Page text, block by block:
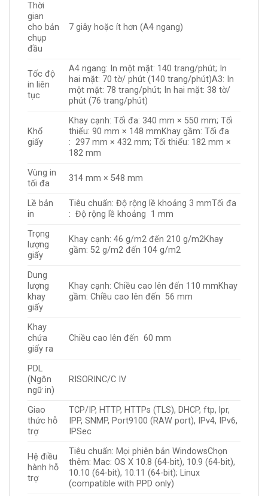
Thời
gian
cho bản
chụp
đầu
7 giây hoặc ít hơn (A4 ngang)
Tốc độ
in liên
tục
A4 ngang: In một mặt: 140 trang/phút; In
hai mặt: 70 tờ/ phút (140 trang/phút)A3: In
một mặt: 78 trang/phút; In hai mặt: 38 tờ/
phút (76 trang/phút)
Khổ
giấy
Khay cạnh: Tối đa: 340 mm × 550 mm; Tối
thiểu: 90 mm × 148 mmKhay gầm: Tối đa
: 297 mm × 432 mm; Tối thiểu: 182 mm ×
182 mm
Vùng in
tối đa
314 mm × 548 mm
Lề bản
in
Tiêu chuẩn: Độ rộng lề khoảng 3 mmTối đa
: Độ rộng lề khoảng 1 mm
Trọng
lượng
giấy
Khay cạnh: 46 g/m2 đến 210 g/m2Khay
gầm: 52 g/m2 đến 104 g/m2
Dung
lượng
khay
giấy
Khay cạnh: Chiều cao lên đến 110 mmKhay
gầm: Chiều cao lên đến 56 mm
Khay
chứa
giấy ra
Chiều cao lên đến 60 mm
PDL
(Ngôn
ngữ in)
RISORINC/C IV
Giao
thức hỗ
trợ
TCP/IP, HTTP, HTTPs (TLS), DHCP, ftp, lpr,
IPP, SNMP, Port9100 (RAW port), IPv4, IPv6,
IPSec
Hệ điều
hành hỗ
trợ
Tiêu chuẩn: Mọi phiên bản WindowsChọn
thêm: Mac: OS X 10.8 (64-bit), 10.9 (64-bit),
10.10 (64-bit), 10.11 (64-bit); Linux
(compatible with PPD only)